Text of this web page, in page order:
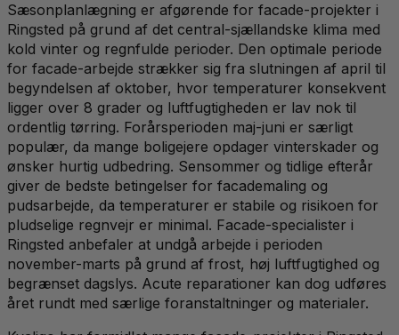
Sæsonplanlægning er afgørende for facade-projekter i
Ringsted på grund af det central-sjællandske klima med
kold vinter og regnfulde perioder. Den optimale periode
for facade-arbejde strækker sig fra slutningen af april til
begyndelsen af oktober, hvor temperaturer konsekvent
ligger over 8 grader og luftfugtigheden er lav nok til
ordentlig tørring. Forårsperioden maj-juni er særligt
populær, da mange boligejere opdager vinterskader og
ønsker hurtig udbedring. Sensommer og tidlige efterår
giver de bedste betingelser for facademaling og
pudsarbejde, da temperaturer er stabile og risikoen for
pludselige regnvejr er minimal. Facade-specialister i
Ringsted anbefaler at undgå arbejde i perioden
november-marts på grund af frost, høj luftfugtighed og
begrænset dagslys. Acute reparationer kan dog udføres
året rundt med særlige foranstaltninger og materialer.